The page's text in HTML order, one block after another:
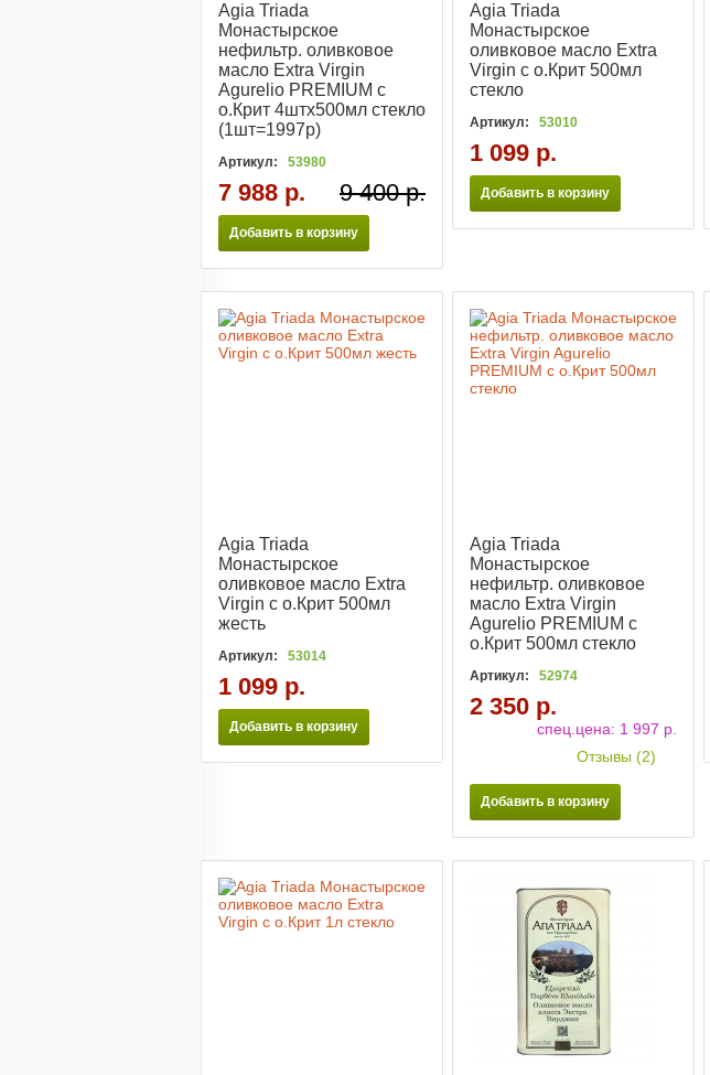
Agia Triada
Монастырское
нефильтр. оливковое
масло Extra Virgin
Agurelio PREMIUM с
о.Крит 4штх500мл стекло
(1шт=1997р)
Артикул: 53980
9 400 р.
7 988 р.
Добавить в корзину
Agia Triada
Монастырское
оливковое масло Extra
Virgin с о.Крит 500мл
стекло
Артикул: 53010
1 099 р.
Добавить в корзину
Agia Triada
Монастырское
оливковое масло Extra
Virgin с о.Крит 500мл
жесть
Артикул: 53014
1 099 р.
Добавить в корзину
Agia Triada
Монастырское
нефильтр. оливковое
масло Extra Virgin
Agurelio PREMIUM c
о.Крит 500мл стекло
Артикул: 52974
2 350 р.
спец.цена: 1 997 р.
Отзывы (2)
Добавить в корзину